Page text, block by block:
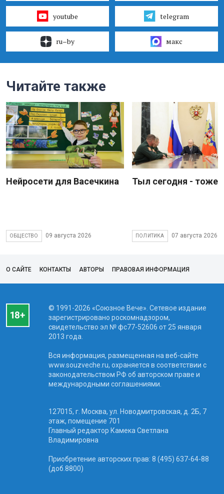
youtube telegram
ru–by макс
Читайте также
Нейросети для Васечкина
ОБЩЕСТВО 09 августа 2026
Тыл сегодня - тоже
ПОЛИТИКА 07 августа 2026
О САЙТЕ КОНТАКТЫ АВТОРЫ ПРАВОВАЯ ИНФОРМАЦИЯ
© 1991-2026 «Союзное Вече». Сетевое издание
зарегистрировано роскомнадзором,
свидетельство эл № фc77-52606 от 25 января
2013 года.
Вся информация, размещенная на веб-сайте
www.souzveche.ru, охраняется в соответствии с
законодательством РФ об авторском праве и
международными соглашениями.
127015, г. Москва, ул. Новодмитровская, д. 2Б, 7
этаж, помещение 701
Главный редактор Камека Светлана
Владимировна
Приобретение авторских прав: 8 (495) 637-64-88
(доб.8800)